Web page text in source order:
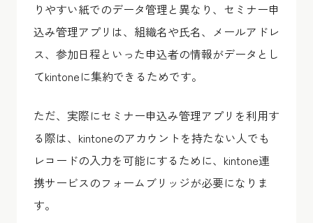
りやすい紙でのデータ管理と異なり、セミナー申
込み管理アプリは、組織名や氏名、メールアドレ
ス、参加日程といった申込者の情報がデータとし
てkintoneに集約できるためです。
ただ、実際にセミナー申込み管理アプリを利用す
る際は、kintoneのアカウントを持たない人でも
レコードの入力を可能にするために、kintone連
携サービスのフォームブリッジが必要になりま
す。